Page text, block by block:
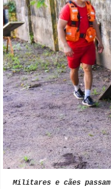
Militares e cães